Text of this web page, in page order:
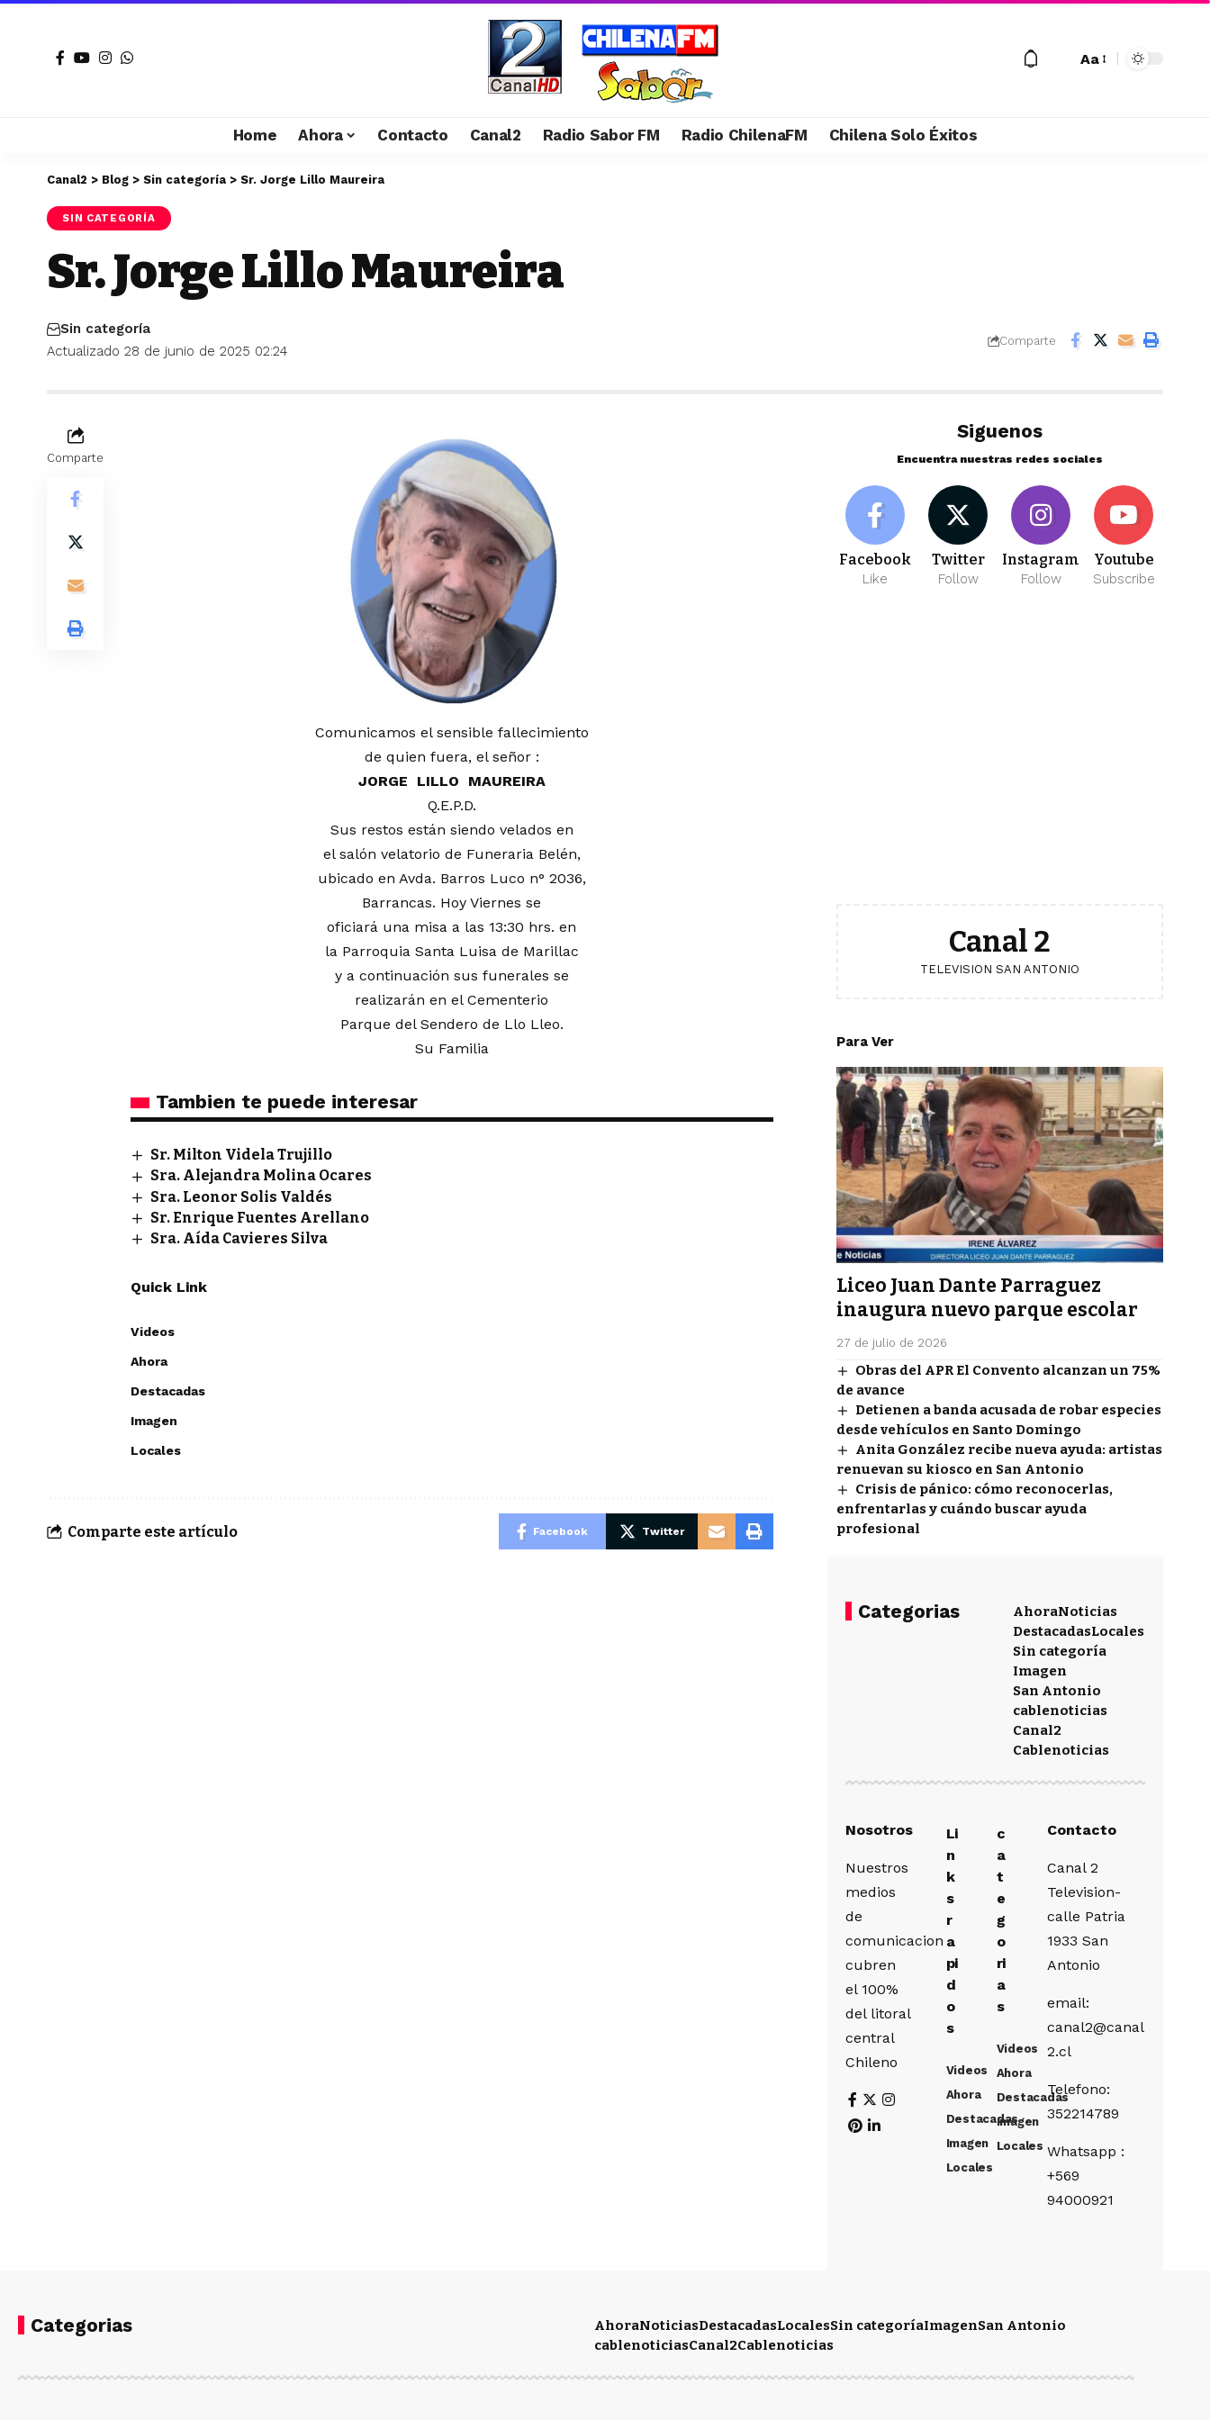
Aa
Home Ahora Contacto Canal2 Radio Sabor FM Radio ChilenaFM Chilena Solo Éxitos
Canal2 > Blog > Sin categoría > Sr. Jorge Lillo Maureira
SIN CATEGORÍA
Sr. Jorge Lillo Maureira
Actualizado 28 de junio de 2025 02:24
Sin categoría
Comparte
Comparte
Comunicamos el sensible fallecimiento
de quien fuera, el señor :
JORGE LILLO MAUREIRA
Q.E.P.D.
Sus restos están siendo velados en
el salón velatorio de Funeraria Belén,
ubicado en Avda. Barros Luco n° 2036,
Barrancas. Hoy Viernes se
oficiará una misa a las 13:30 hrs. en
la Parroquia Santa Luisa de Marillac
y a continuación sus funerales se
realizarán en el Cementerio
Parque del Sendero de Llo Lleo.
Su Familia
Tambien te puede interesar
Sr. Milton Videla Trujillo
Sra. Alejandra Molina Ocares
Sra. Leonor Solis Valdés
Sr. Enrique Fuentes Arellano
Sra. Aída Cavieres Silva
Quick Link
Videos
Ahora
Destacadas
Imagen
Locales
Comparte este artículo Facebook Twitter
Siguenos
Encuentra nuestras redes sociales
Facebook
Like
Twitter
Follow
Instagram
Follow
Youtube
Subscribe
Canal 2
TELEVISION SAN ANTONIO
Para Ver
Liceo Juan Dante Parraguez
inaugura nuevo parque escolar
27 de julio de 2026
Obras del APR El Convento alcanzan un 75%
de avance
Detienen a banda acusada de robar especies
desde vehículos en Santo Domingo
Anita González recibe nueva ayuda: artistas
renuevan su kiosco en San Antonio
Crisis de pánico: cómo reconocerlas,
enfrentarlas y cuándo buscar ayuda
profesional
Categorias AhoraNoticias
DestacadasLocales
Sin categoría
Imagen
San Antonio
cablenoticias
Canal2
Cablenoticias
Nosotros
Nuestros
medios
de
comunicacion
cubren
el 100%
del litoral
central
Chileno
Li
n
k
s
r
a
pi
d
o
s
Videos
Ahora
Destacadas
Imagen
Locales
c
a
t
e
g
o
ri
a
s
Videos
Ahora
Destacadas
Imagen
Locales
Contacto
Canal 2
Television-
calle Patria
1933 San
Antonio
email:
canal2@canal
2.cl
Telefono:
352214789
Whatsapp :
+569
94000921
Categorias AhoraNoticiasDestacadasLocalesSin categoríaImagenSan Antonio
cablenoticiasCanal2Cablenoticias